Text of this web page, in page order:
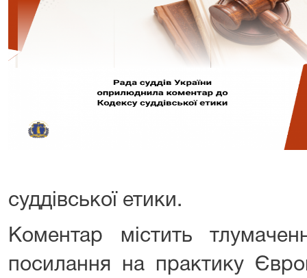
суддівської етики.
Коментар містить
посилання на практику